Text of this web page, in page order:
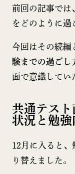
前回の記事では
をどのように過
今回はその続編
験までの過ごし
面で意識してい
共通テス
状況と勉強
12月に入ると
り替えました。